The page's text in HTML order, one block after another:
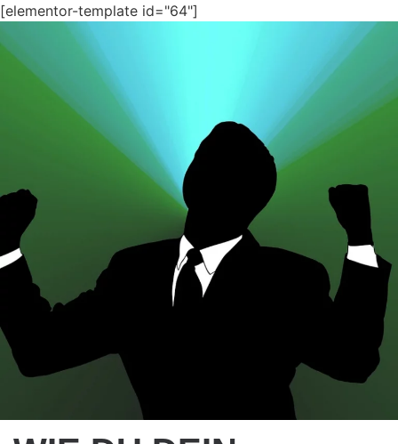
[elementor-template id="64"]